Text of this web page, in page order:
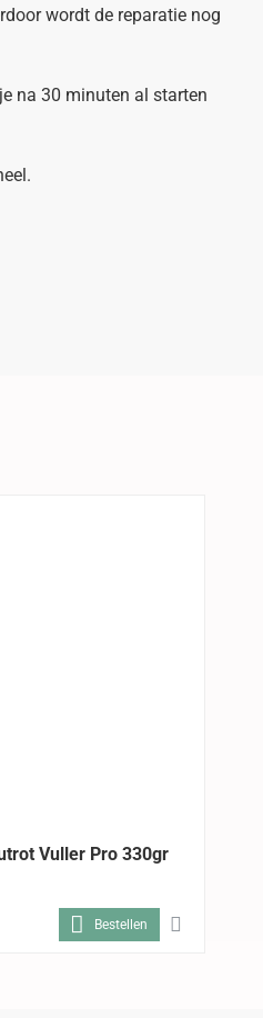
wordt de reparatie nog
na 30 minuten al starten
Vuller Pro 330gr
Bestellen